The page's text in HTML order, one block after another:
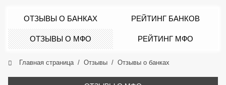
ОТЗЫВЫ О БАНКАХ РЕЙТИНГ БАНКОВ
ОТЗЫВЫ О МФО РЕЙТИНГ МФО
Главная страница Отзывы Отзывы о банках